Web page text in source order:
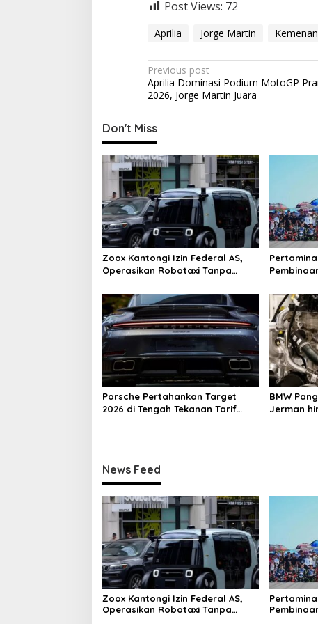
Post Views: 72
Aprilia Jorge Martin
P
o
t
n
a
v
i
g
a
t
i
o
n
Previous post
Aprilia Dominasi Podium MotoGP
2026, Jorge Martin Juara
Don't Miss
Zoox Kantongi Izin Federal AS,
Operasikan Robotaxi Tanpa
Pertamina
Porsche Pertahankan Target
2026 di Tengah Tekanan Tarif
BMW
Jerman
News Feed
Zoox Kantongi Izin Federal AS,
Operasikan Robotaxi Tanpa
Pertamina